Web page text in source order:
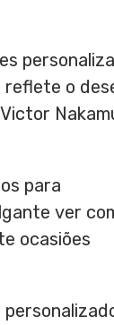
reflete o
para
ver
ocasiões